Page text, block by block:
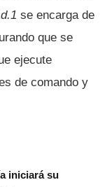
se encarga de
que se
ejecute
de comando y
iniciará su